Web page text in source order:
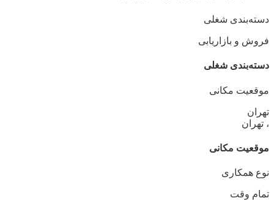
دسته‌بندی شغلی
فروش و بازاریابی
دسته‌بندی شغلی
موقعیت مکانی
تهران
، تهران
موقعیت مکانی
نوع همکاری
تمام وقت